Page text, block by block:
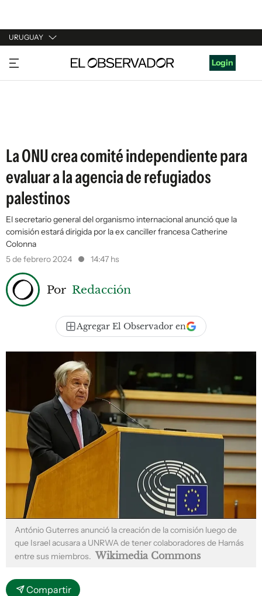
URUGUAY
URUGUAY
ARGENTINA
Login
La ONU crea comité independiente para
evaluar a la agencia de refugiados
palestinos
El secretario general del organismo internacional anunció que la
comisión estará dirigida por la ex canciller francesa Catherine
Colonna
5 de febrero 2024
14:47 hs
Por Redacción
Agregar El Observador en
António Guterres anunció la creación de la comisión luego de
que Israel acusara a UNRWA de tener colaboradores de Hamás
entre sus miembros. Wikimedia Commons
Compartir